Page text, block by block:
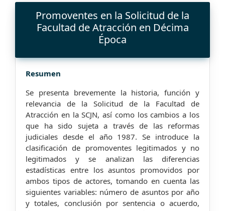
Promoventes en la Solicitud de la
Facultad de Atracción en Décima
Época
Resumen
Se presenta brevemente la historia, función y
relevancia de la Solicitud de la Facultad de
Atracción en la SCJN, así como los cambios a los
que ha sido sujeta a través de las reformas
judiciales desde el año 1987. Se introduce la
clasificación de promoventes legitimados y no
legitimados y se analizan las diferencias
estadísticas entre los asuntos promovidos por
ambos tipos de actores, tomando en cuenta las
siguientes variables: número de asuntos por año
y totales, conclusión por sentencia o acuerdo,